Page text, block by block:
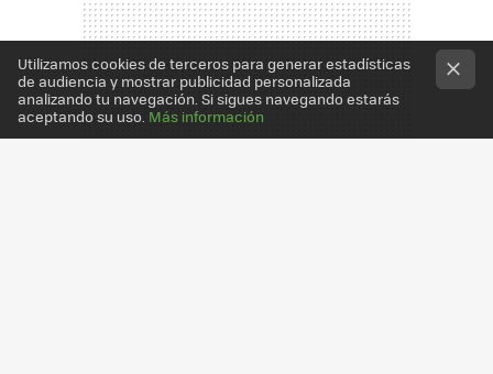
Utilizamos cookies de terceros para generar estadísticas
de audiencia y mostrar publicidad personalizada
analizando tu navegación. Si sigues navegando estarás
aceptando su uso. Más información